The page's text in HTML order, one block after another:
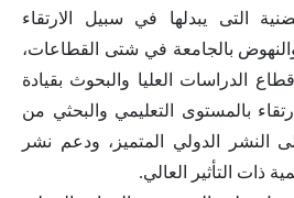
التى يبدلها في سبيل الارتقاء
بالجامعة في شتى القطاعات،
الدراسات العليا والبحوث بقيادة
بالمستوى التعليمي والبحثي من
النشر الدولي المتميز، ودعم نشر
ذات التأثير العالي.